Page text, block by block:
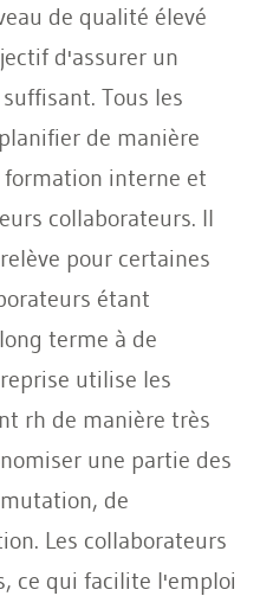
de qualité élevé
d'assurer un
Tous les
de manière
interne et
collaborateurs. Il
pour certaines
étant
terme à de
utilise les
rh de manière très
une partie des
de
Les collaborateurs
ce qui facilite l'emploi